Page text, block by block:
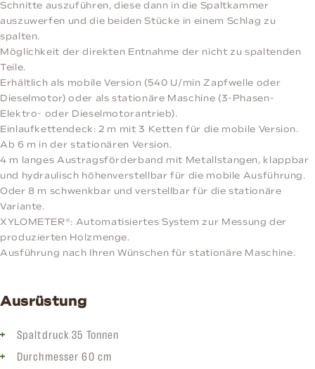
Schnitte auszuführen, diese dann in die Spaltkammer
auszuwerfen und die beiden Stücke in einem Schlag zu
spalten.
Möglichkeit der direkten Entnahme der nicht zu spaltenden
Teile.
Erhältlich als mobile Version (540 U/min Zapfwelle oder
Dieselmotor) oder als stationäre Maschine (3-Phasen-
Elektro- oder Dieselmotorantrieb).
Einlaufkettendeck: 2 m mit 3 Ketten für die mobile Version.
Ab 6 m in der stationären Version.
4 m langes Austragsförderband mit Metallstangen, klappbar
und hydraulisch höhenverstellbar für die mobile Ausführung.
Oder 8 m schwenkbar und verstellbar für die stationäre
Variante.
XYLOMETER®: Automatisiertes System zur Messung der
produzierten Holzmenge.
Ausführung nach Ihren Wünschen für stationäre Maschine.
Ausrüstung
Spaltdruck 35 Tonnen
Durchmesser 60 cm